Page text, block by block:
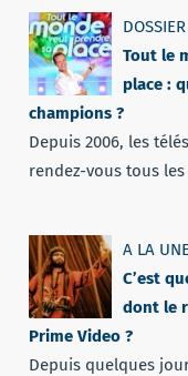
Tout le
place :
champions ?
Depuis 2006, les
rendez-vous tous
A LA
C’est
dont le
Prime Video ?
Depuis quelques